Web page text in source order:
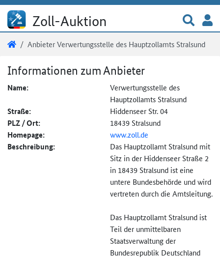
Direkt zum InhaltZoll-Auktion Zur
Zoll-Auktion
Anbieter Verwertungsstelle des Hauptzollamts Stralsund
Anbieter Verwertungsstelle des
Informationen zum Anbieter
Name:
Verwertungsstelle des
Hauptzollamts Stralsund
Straße: Hiddenseer Str. 04
PLZ / Ort: 18439 Stralsund
Homepage: www.zoll.de
Beschreibung:
Das Hauptzollamt Stralsund mit
Sitz in der Hiddenseer Straße 2
in 18439 Stralsund ist eine
untere Bundesbehörde und wird
vertreten durch die Amtsleitung.
Das Hauptzollamt Stralsund ist
Teil der unmittelbaren
Staatsverwaltung der
Bundesrepublik Deutschland